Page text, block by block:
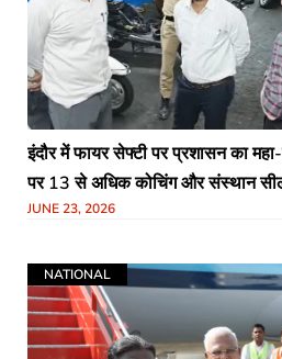
इंदौर में फायर सेफ्टी पर प्रशासन का
पर 13 से अधिक कोचिंग और संस्थान
JUNE 23, 2026
NATIONAL